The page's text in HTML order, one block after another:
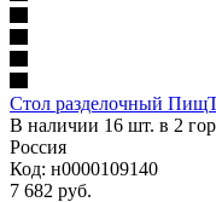
Стол разделочный
В наличии 16 шт. в 2
Россия
Код: н0000109140
7 682 руб.